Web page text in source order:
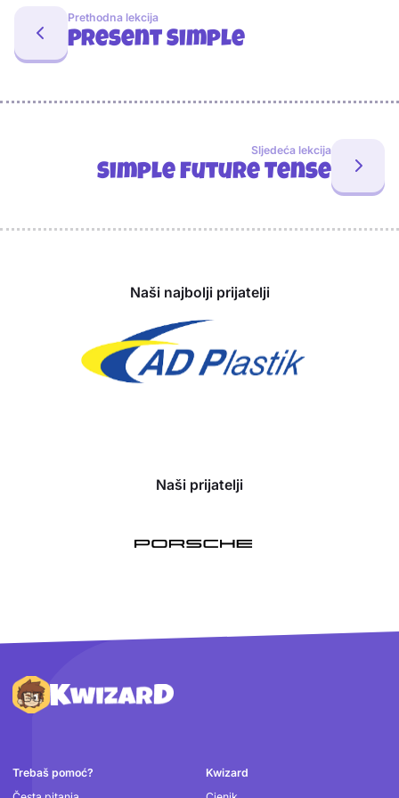
Prethodna lekcija
Present Simple
Sljedeća lekcija
Simple Future Tense
Naši najbolji prijatelji
Naši prijatelji
Podnožje
Trebaš pomoć?
Kwizard